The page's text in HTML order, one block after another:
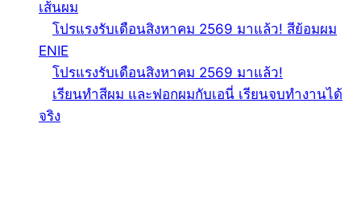
เส้นผม
โปรแรงรับเดือนสิงหาคม 2569 มาแล้ว! สีย้อมผม
ENIE
โปรแรงรับเดือนสิงหาคม 2569 มาแล้ว!
เรียนทำสีผม และฟอกผมกับเอนี่ เรียนจบทำงานได้
จริง